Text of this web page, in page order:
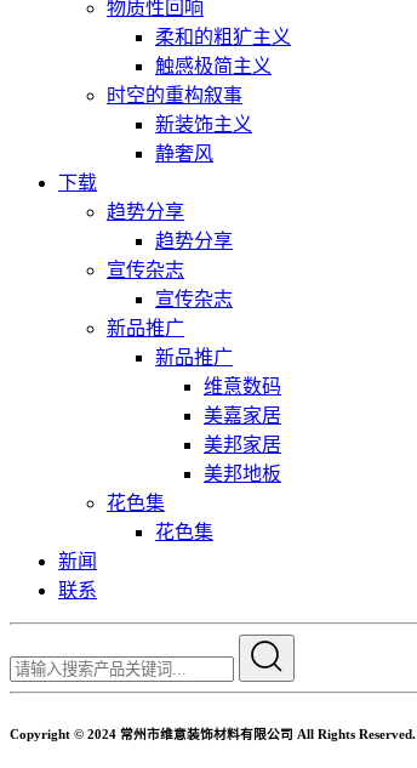
物质性回响
柔和的粗犷主义
触感极简主义
时空的重构叙事
新装饰主义
静奢风
下载
趋势分享
趋势分享
宣传杂志
宣传杂志
新品推广
新品推广
维意数码
美嘉家居
美邦家居
美邦地板
花色集
花色集
新闻
联系
Copyright © 2024 常州市维意装饰材料有限公司 All Rights Reserved.